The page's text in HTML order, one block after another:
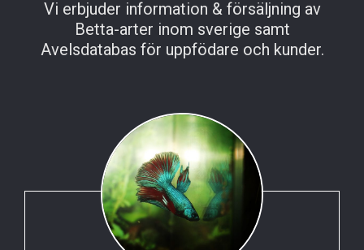
Vi erbjuder information & försäljning av
Betta-arter inom sverige samt
Avelsdatabas för uppfödare och kunder.